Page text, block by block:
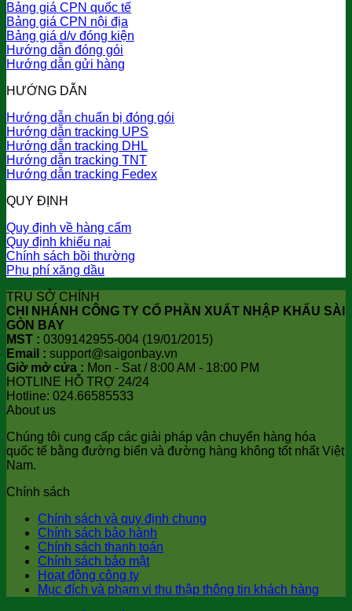
Bảng giá CPN quốc tế
Bảng giá CPN nội địa
Bảng giá d/v đóng kiện
Hướng dẫn đóng gói
Hướng dẫn gửi hàng
HƯỚNG DẪN
Hướng dẫn chuẩn bị đóng gói
Hướng dẫn tracking UPS
Hướng dẫn tracking DHL
Hướng dẫn tracking TNT
Hướng dẫn tracking Fedex
QUY ĐỊNH
Quy định về hàng cấm
Quy định khiếu nại
Chính sách bồi thường
Phụ phí xăng dầu
TRỤ SỞ CHÍNH
CHI NHÁNH CÔNG TY CỔ PHẦN XUẤT NHẬP KHẨU SÀI
GÒN BAY
MST : 0309142955-004 (19/01/2015)
Email : support@saigonbay.vn
Giờ mở cửa : Mon - Sat / 8:00 AM - 18:00 PM
HOTLINE HỖ TRỢ 24/24
Hotline: 024.66585533
About us
Chúng tôi cung cấp các giải pháp vận chuyển hàng hóa
quốc tế bằng đường biển và đường hàng không tốt nhất Việt
Nam.
Chính sách
Chính sách và quy định chung
Chính sách bảo hành
Chính sách thanh toán
Chính sách bảo mật
Hoạt động công ty
Mục đích và phạm vi thu thập thông tin khách hàng